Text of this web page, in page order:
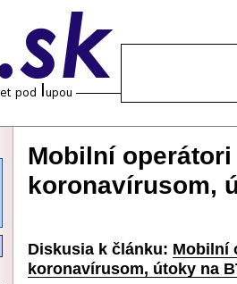
Mobilní
koronavírusom,
Diskusia k článku: Mobilní
koronavírusom, útoky na